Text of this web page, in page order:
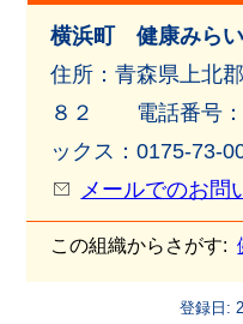
横浜町 健康みら
住所：青森県上北
８２ 電話番号
ックス：0175-73-
メールでのお問
この組織からさがす:
登録日: